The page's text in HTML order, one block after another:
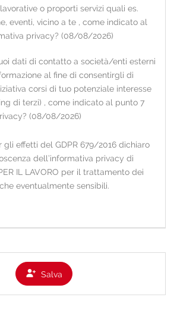
sul sito internet
l'interessato, tramite
cartaceo in filiale o tramite il
(ove è possibile anche il
di un video del candidato);
presso fonti ad accesso pubblico
terzi (es. informazioni di carattere
non direttamente presso
fornita la presente informativa
registrazione e comunque non
o proporti servizi quali es.
eventi, vicino a te , come indicato al
privacy? (08/08/2026)
dati di contatto a società/enti esterni
al fine di consentirgli di
corsi di tuo potenziale interesse
di terzi) , come indicato al punto 7
(08/08/2026)
gli effetti del GDPR 679/2016 dichiaro
dell’informativa privacy di
IL LAVORO per il trattamento dei
eventualmente sensibili.
Salva